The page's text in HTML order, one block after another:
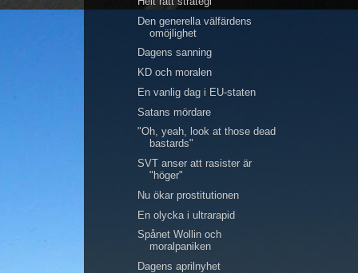
Den generella välfärdens
omöjlighet
Dagens sanning
KD och moralen
En vanlig dag i EU-staten
Satans mördare
"Oh, yeah, look at those dead
bastards"
SVT anser att rasister är
"höger"
Nu ökar prostitutionen
En olycka i ultrarapid
Spånet Wollin och
moralpaniken
Dagens aprilnyhet